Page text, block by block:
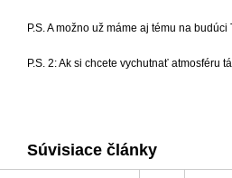
P.S. A možno už máme aj tému na budúci
P.S. 2: Ak si chcete vychutnať atmosféru
Súvisiace články